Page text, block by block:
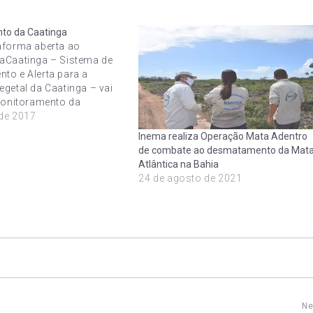
da Caatinga
aberta ao
– Sistema de
e Alerta para a
da Caatinga – vai
da
da Caatinga e
2017
Inema realiza Operação Mata Adentro
de combate ao desmatamento da
Atlântica na Bahia
24 de agosto de 2021